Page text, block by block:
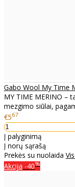
Gabo Wool My Time
MY TIME MERINO –
mezgimo siūlai,
€567
Į palyginimą
Į norų sąrašą
Prekės su nuolaida
Akcija -40%